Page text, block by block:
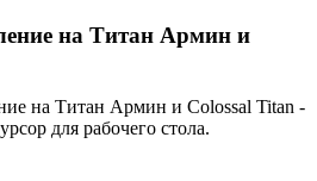
на Титан Армин и
на Титан Армин и Colossal Titan -
для рабочего стола.